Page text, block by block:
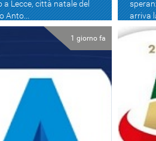
a Lecce, città natale del
Anto...
arriva
1 giorno fa